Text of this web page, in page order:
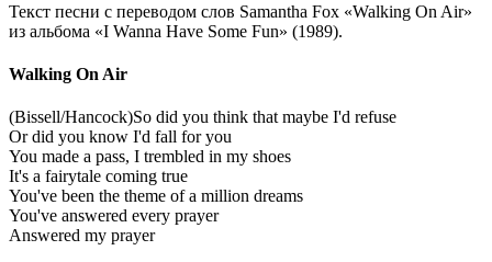
Текст песни с переводом слов Samantha Fox «Walking On Air»
из альбома «I Wanna Have Some Fun» (1989).
Walking On Air
(Bissell/Hancock)So did you think that maybe I'd refuse
Or did you know I'd fall for you
You made a pass, I trembled in my shoes
It's a fairytale coming true
You've been the theme of a million dreams
You've answered every prayer
Answered my prayer